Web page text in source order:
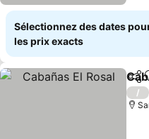
Sélectionnez des dates
les prix exacts
/